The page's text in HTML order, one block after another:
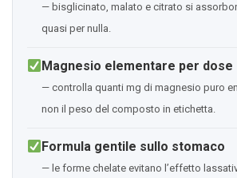
— bisglicinato, malato e citrato si
quasi per nulla.
Magnesio elementare per dose
— controlla quanti mg di magnesio puro
non il peso del composto in etichetta.
Formula gentile sullo stomaco
— le forme chelate evitano l’effetto